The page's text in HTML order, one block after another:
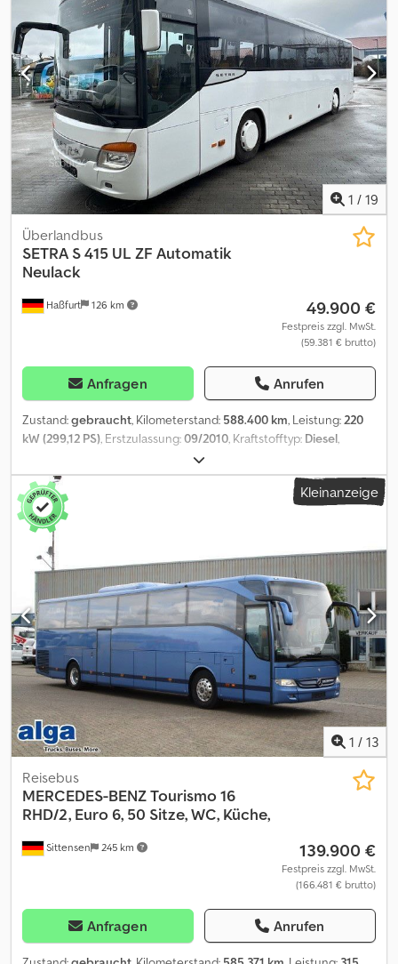
1 / 19
Haßfurt 126 km
Überlandbus
SETRA S 415 UL ZF Automatik
Neulack
49.900 €
Festpreis zzgl. MwSt.
(59.381 € brutto)
Anfragen Anrufen
Zustand:gebraucht, Kilometerstand: 588.400 km, Leistung: 220
kW (299,12 PS) , Erstzulassung:09/2010 , Kraftstofftyp: Diesel
, Getriebetyp:
Emissionsklasse:Euro5, Farbe:Weiß, Bremsen:Retarder,
Ausstattung:
, * Unsere interne
Nr.: 1072 Dcodpfxev El Nvs Aivjk * S 415 UL * EZ 09/2010 *
RETARDER * ZF-Automatik (1/2/3/D/N/R) * 220 KW - EURO 5 *
NEULACK - weiss * Fahrersitz mit Armlehne * 50-Sitzplätze * 33-
Stehplätze * KLIMAANLAGE * Rollstuhlstellplatz * Entwerder -
Verkabelung vorbereitet * Bildschirm Verkabelung vorbereitet *
Alle Sitze mit Gurte * 100 km/h - Abnahme * Matrixanzeige -
FRONT / SEITE / HECK mit Steuergerät * usw. * Alle Angaben
ohne Gewähr * Den Zwischenverkauf behalten wir uns vor * Wir
verweisen auf unsere AGB.
Kleinanzeige
1 / 13
Sittensen 245 km
Reisebus
MERCEDES-BENZTourismo 16
RHD/2, Euro 6, 50 Sitze, WC, Küche,
139.900 €
Festpreis zzgl. MwSt.
(166.481 € brutto)
Anfragen Anrufen